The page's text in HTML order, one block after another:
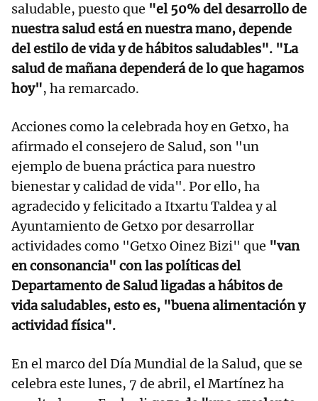
saludable, puesto que "el 50% del desarrollo de
nuestra salud está en nuestra mano, depende
del estilo de vida y de hábitos saludables". "La
salud de mañana dependerá de lo que hagamos
hoy", ha remarcado.
Acciones como la celebrada hoy en Getxo, ha
afirmado el consejero de Salud, son "un
ejemplo de buena práctica para nuestro
bienestar y calidad de vida". Por ello, ha
agradecido y felicitado a Itxartu Taldea y al
Ayuntamiento de Getxo por desarrollar
actividades como "Getxo Oinez Bizi" que "van
en consonancia" con las políticas del
Departamento de Salud ligadas a hábitos de
vida saludables, esto es, "buena alimentación y
actividad física".
En el marco del Día Mundial de la Salud, que se
celebra este lunes, 7 de abril, el Martínez ha